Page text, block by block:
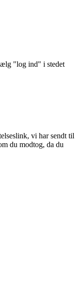
"log ind" i stedet
vi har sendt til
du modtog, da du